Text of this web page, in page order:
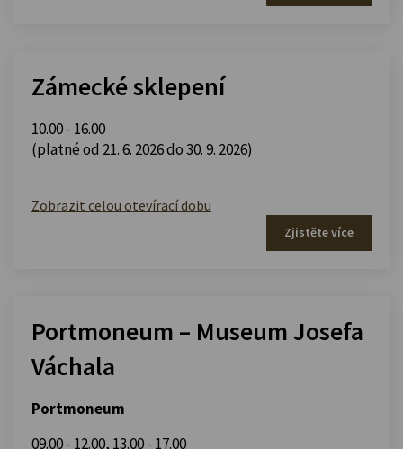
Zámecké sklepení
10.00 - 16.00
(platné od 21. 6. 2026 do 30. 9. 2026)
Zobrazit celou otevírací dobu
Zjistěte více
Portmoneum – Museum Josefa
Váchala
Portmoneum
09.00 - 12.00, 13.00 - 17.00